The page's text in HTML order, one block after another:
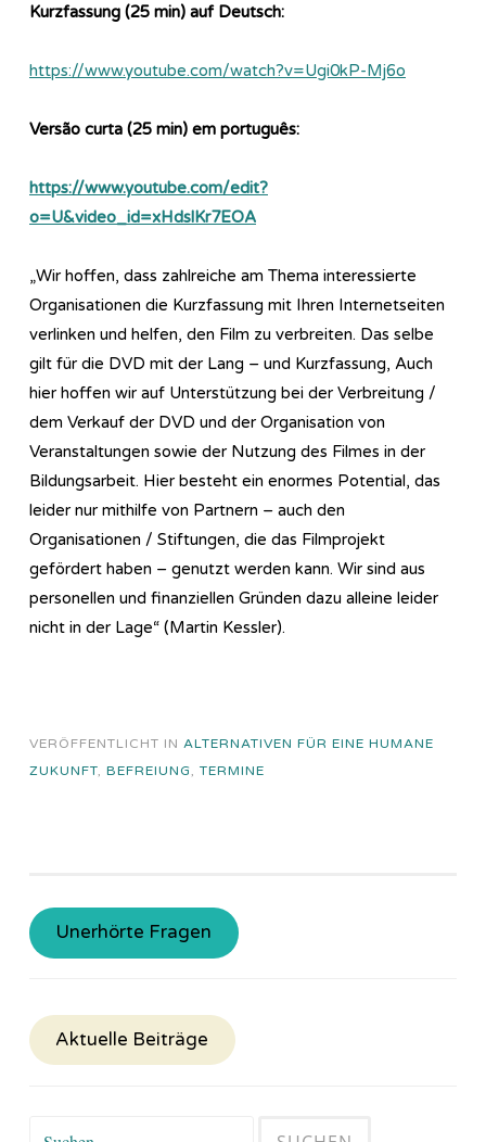
Kurzfassung (25 min) auf Deutsch:
https://www.youtube.com/watch?v=Ugi0kP-Mj6o
Versão curta (25 min) em português:
https://www.youtube.com/edit?
o=U&video_id=xHdslKr7EOA
„Wir hoffen, dass zahlreiche am Thema interessierte
Organisationen die Kurzfassung mit Ihren Internetseiten
verlinken und helfen, den Film zu verbreiten. Das selbe
gilt für die DVD mit der Lang – und Kurzfassung, Auch
hier hoffen wir auf Unterstützung bei der Verbreitung /
dem Verkauf der DVD und der Organisation von
Veranstaltungen sowie der Nutzung des Filmes in der
Bildungsarbeit. Hier besteht ein enormes Potential, das
leider nur mithilfe von Partnern – auch den
Organisationen / Stiftungen, die das Filmprojekt
gefördert haben – genutzt werden kann. Wir sind aus
personellen und finanziellen Gründen dazu alleine leider
nicht in der Lage“ (Martin Kessler).
VERÖFFENTLICHT IN ALTERNATIVEN FÜR EINE HUMANE
ZUKUNFT, BEFREIUNG, TERMINE
Unerhörte Fragen
Aktuelle Beiträge
Suchen